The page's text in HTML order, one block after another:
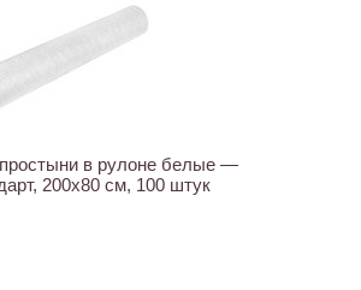
в рулоне белые —
200х80 см, 100 штук